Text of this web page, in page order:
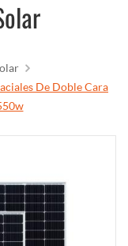
De Doble Cara